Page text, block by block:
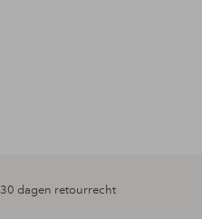
30 dagen retourrecht